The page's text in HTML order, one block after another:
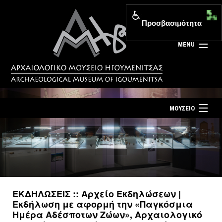
MENU
Αρχική σελίδα
Επικοινωνία
Νέα
Ελληνικά| English
ΜΟΥΣΕΙΟ
ΤΟ ΜΟΥΣΕΙΟ
ΕΚΘΕΣΕΙΣ
ΕΚΔΟΣΕΙΣ
ΕΚΔΗΛΩΣΕΙΣ :: Αρχείο Εκδηλώσεων |
Εκδήλωση με αφορμή την «Παγκόσμια
Ημέρα Αδέσποτων Ζώων», Αρχαιολογικό
Προσβασιμότητα